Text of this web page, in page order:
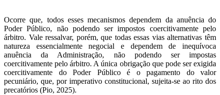
Ocorre que, todos esses mecanismos dependem da anuência do
Poder Público, não podendo ser impostos coercitivamente pelo
árbitro. Vale ressalvar, porém, que todas essas vias alternativas têm
natureza essencialmente negocial e dependem de inequívoca
anuência da Administração, não podendo ser impostas
coercitivamente pelo árbitro. A única obrigação que pode ser exigida
coercitivamente do Poder Público é o pagamento do valor
pecuniário, que, por imperativo constitucional, sujeita-se ao rito dos
precatórios (Pio, 2025).